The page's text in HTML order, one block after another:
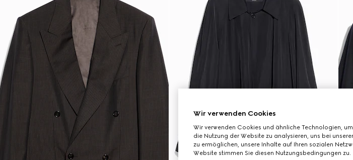
Wir verwenden Cookies
Wir verwenden Cookies und ähnliche Technologien,
die Nutzung der Website zu analysieren, uns bei
zu ermöglichen, unsere Inhalte auf Ihren sozialen
Website stimmen Sie diesen Nutzungsbedingungen zu.